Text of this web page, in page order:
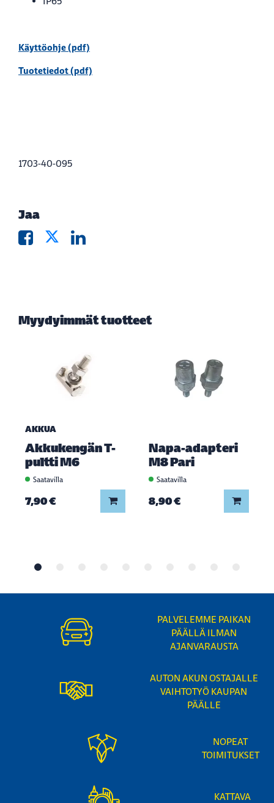
Käyttöohje (pdf)
Tuotetiedot (pdf)
1703-40-095
Jaa
Myydyimmät tuotteet
AKKUA
Akkukengän T-
pultti M6
Saatavilla
7,90 € Lisää koriin
Napa-adapteri
M8 Pari
Saatavilla
8,90 € Lisää
PALVELEMME PAIKAN
PÄÄLLÄ ILMAN
AJANVARAUSTA
AUTON AKUN OSTAJALLE
VAIHTOTYÖ KAUPAN
PÄÄLLE
NOPEAT
TOIMITUKSET
KATTAVA